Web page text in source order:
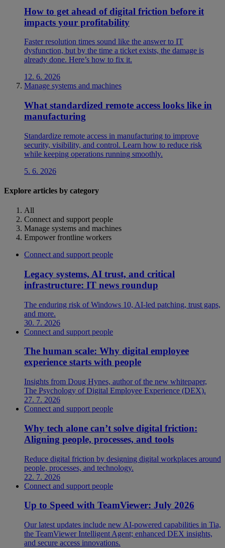
How to get ahead of digital friction before it
impacts your profitability
Faster resolution times sound like the answer to IT
dysfunction, but by the time a ticket exists, the damage is
already done. Here’s how to fix it.
12. 6. 2026
Manage systems and machines
What standardized remote access looks like in
manufacturing
Standardize remote access in manufacturing to improve
security, visibility, and control. Learn how to reduce risk
while keeping operations running smoothly.
5. 6. 2026
Explore articles by category
All
Connect and support people
Manage systems and machines
Empower frontline workers
Connect and support people
Legacy systems, AI trust, and critical
infrastructure: IT news roundup
The enduring risk of Windows 10, AI-led patching, trust gaps,
and more.
30. 7. 2026
Connect and support people
The human scale: Why digital employee
experience starts with people
Insights from Doug Hynes, author of the new whitepaper,
The Psychology of Digital Employee Experience (DEX).
27. 7. 2026
Connect and support people
Why tech alone can’t solve digital friction:
Aligning people, processes, and tools
Reduce digital friction by designing digital workplaces around
people, processes, and technology.
22. 7. 2026
Connect and support people
Up to Speed with TeamViewer: July 2026
Our latest updates include new AI-powered capabilities in Tia,
the TeamViewer Intelligent Agent; enhanced DEX insights,
and secure access innovations.